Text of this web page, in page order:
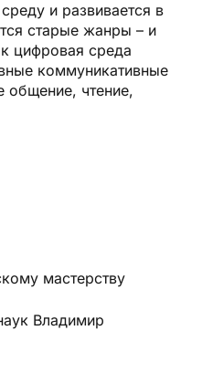
и развивается в
старые жанры – и
цифровая среда
коммуникативные
общение, чтение,
мастерству
Владимир